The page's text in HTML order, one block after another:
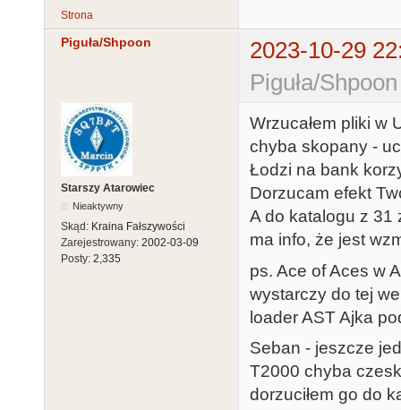
Strona
Piguła/Shpoon
2023-10-29
Piguła/
Starszy Atarowiec
Nieaktywny
Skąd: Kraina Fałszywości
Zarejestrowany: 2002-03-09
Posty: 2,335
Wrzucałem pliki w
chyba skopany -
Łodzi na bank
Dorzucam efekt
A do katalogu z 31
ma info, że jest
ps. Ace of Aces w
wystarczy do tej
loader AST Ajka
Seban - jeszcze
T2000 chyba
dorzuciłem go do